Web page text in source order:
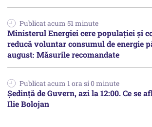
Publicat acum 51 minute
Ministerul Energiei cere populației și
reducă voluntar consumul de energie
august: Măsurile recomandate
Publicat acum 1 ora si 0 minute
Ședință de Guvern, azi la 12:00. Ce se
Ilie Bolojan